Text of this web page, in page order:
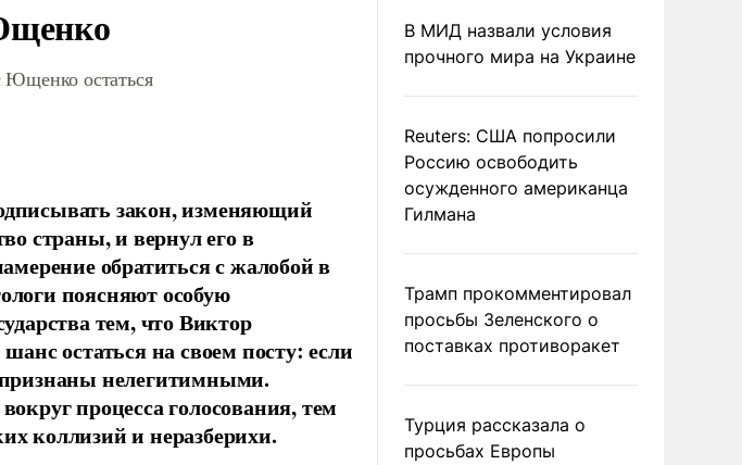
Ющенко остаться
закон, изменяющий
страны, и вернул его в
обратиться с жалобой в
поясняют особую
тем, что Виктор
остаться на своем посту: если
нелегитимными.
процесса голосования, тем
коллизий и неразберихи.
В МИД назвали условия
прочного мира на Украине
Reuters: США попросили
Россию освободить
осужденного американца
Гилмана
Трамп прокомментировал
просьбы Зеленского о
поставках противоракет
Турция рассказала о
просьбах Европы